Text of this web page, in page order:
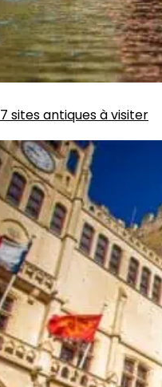
7 sites antiques à visiter